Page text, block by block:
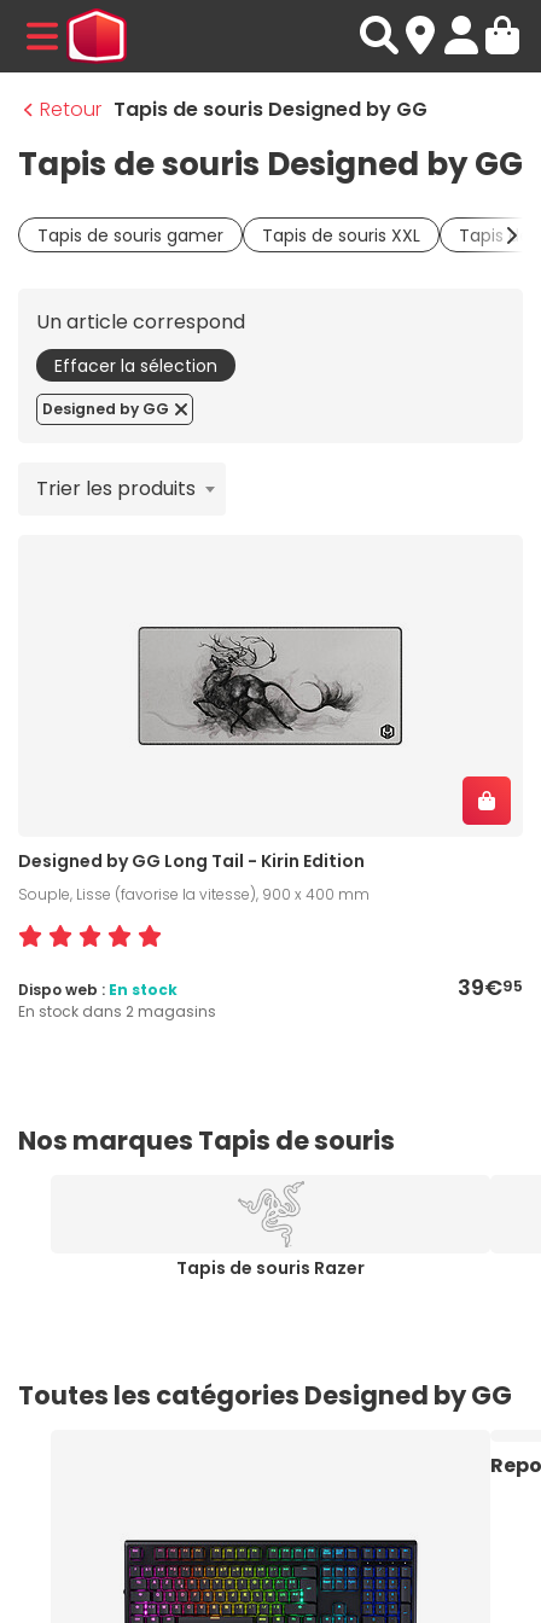
MENU
Retour Tapis de souris Designed by GG
Tapis de souris Designed by GG
Tapis de souris gamer Tapis de souris XXL Tapis de
Un article correspond
Effacer la sélection
Designed by GG
Trier les produits
Designed by GG Long Tail - Kirin Edition
Souple, Lisse (favorise la vitesse), 900 x 400 mm
39€95
Dispo web : En stock
En stock dans 2 magasins
Nos marques Tapis de souris
Tapis de souris Razer
Toutes les catégories Designed by GG